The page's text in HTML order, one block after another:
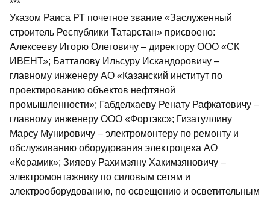
***
Указом Раиса РТ почетное звание «Заслуженный
строитель Республики Татарстан» присвоено:
Алексееву Игорю Олеговичу – директору ООО «СК
ИВЕНТ»; Батталову Ильсуру Искандоровичу –
главному инженеру АО «Казанский институт по
проектированию объектов нефтяной
промышленности»; Габделхаеву Ренату Рафкатовичу –
главному инженеру ООО «Фортэкс»; Гизатуллину
Марсу Мунировичу – электромонтеру по ремонту и
обслуживанию оборудования элект­роцеха АО
«Керамик»; Зияеву Рахимзяну Хакимзяновичу –
электромонтажнику по силовым сетям и
электрооборудованию, по освещению и осветительным